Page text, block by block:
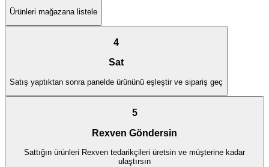
Ürünleri mağazana listele
4
Sat
Satış yaptıktan sonra panelde ürününü eşleştir ve sipariş geç
5
Rexven Göndersin
Sattığın ürünleri Rexven tedarikçileri üretsin ve müşterine kadar
ulaştırsın